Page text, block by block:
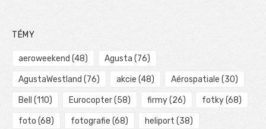
TÉMY
aeroweekend (48) Agusta (76)
AgustaWestland (76) akcie (48) Aérospatiale (30)
Bell (110) Eurocopter(58) firmy(26) fotky(68)
foto (68) fotografie (68) heliport (38)